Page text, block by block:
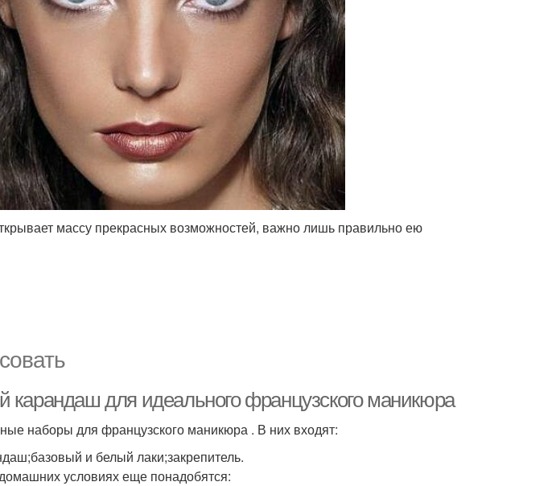
массу прекрасных возможностей, важно лишь правильно ею
карандаш для идеального французского маникюра
наборы для французского маникюра . В них входят:
и белый лаки;закрепитель.
условиях еще понадобятся: